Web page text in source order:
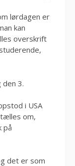
lørdagen er
kan
overskrift
den 3.
i USA
om,
på
det er som